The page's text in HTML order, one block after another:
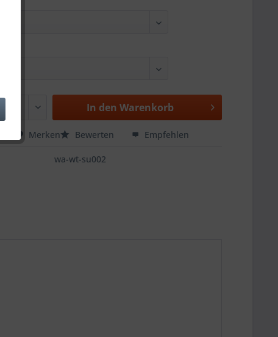
In den Warenkorb
Merken Bewerten Empfehlen
wa-wt-su002